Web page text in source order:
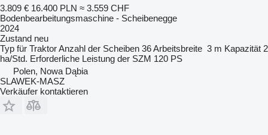
3.809 € 16.400 PLN ≈ 3.559 CHF
Bodenbearbeitungsmaschine - Scheibenegge
2024
Zustand neu
Typ für TraktorAnzahl der Scheiben 36Arbeitsbreite 3 m Kapazität 2
ha/Std. Erforderliche Leistung der SZM 120 PS
Polen, Nowa Dąbia
SLAWEK-MASZ
Verkäufer kontaktieren